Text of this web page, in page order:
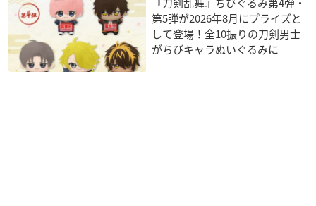
第5弾が2026年8月にプライズと
して登場！全10振りの刀剣男士
がちびキャラぬいぐるみに